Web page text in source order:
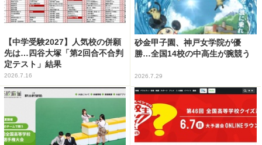
【中学受験2027】人気校の併願
先は…四谷大塚「第2回合不合判
定テスト」結果
2026.7.16
砂金甲子園、神戸女学院が優
勝…全国14校の中高生が腕競う
2026.7.29